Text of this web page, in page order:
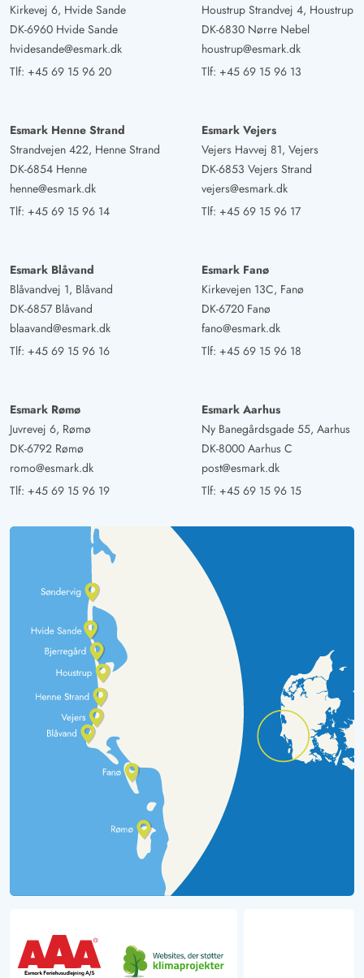
Kirkevej 6, Hvide Sande
DK-6960 Hvide Sande
hvidesande@esmark.dk
Tlf: +45 69 15 96 20
Houstrup Strandvej 4, Houstrup
DK-6830 Nørre Nebel
houstrup@esmark.dk
Tlf: +45 69 15 96 13
Esmark Henne Strand
Strandvejen 422, Henne Strand
DK-6854 Henne
henne@esmark.dk
Tlf: +45 69 15 96 14
Esmark Vejers
Vejers Havvej 81, Vejers
DK-6853 Vejers Strand
vejers@esmark.dk
Tlf: +45 69 15 96 17
Esmark Blåvand
Blåvandvej 1, Blåvand
DK-6857 Blåvand
blaavand@esmark.dk
Tlf: +45 69 15 96 16
Esmark Fanø
Kirkevejen 13C, Fanø
DK-6720 Fanø
fano@esmark.dk
Tlf: +45 69 15 96 18
Esmark Rømø
Juvrevej 6, Rømø
DK-6792 Rømø
romo@esmark.dk
Tlf: +45 69 15 96 19
Esmark Aarhus
Ny Banegårdsgade 55, Aarhus
DK-8000 Aarhus C
post@esmark.dk
Tlf: +45 69 15 96 15